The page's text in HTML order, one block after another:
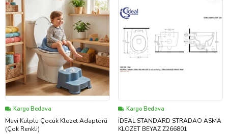
Kargo Bedava
Mavi Kulplu Çocuk Klozet Adaptörü
(Çok Renkli)
Kargo Bedava
İDEAL STANDARD STRADAO ASMA
KLOZET BEYAZ Z266801